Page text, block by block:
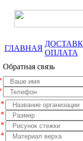
ГЛАВНАЯ
ОПЛАТА
Обратная связь
*
*
*
*